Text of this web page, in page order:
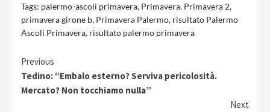
Tags: palermo-ascoli primavera, Primavera, Primavera 2,
primavera girone b, Primavera Palermo, risultato Palermo
Ascoli Primavera, risultato palermo primavera
Continue
Reading
Previous
Tedino: “Embalo esterno? Serviva pericolosità.
Mercato? Non tocchiamo nulla”
Next